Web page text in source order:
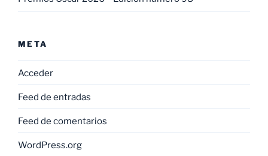
META
Acceder
Feed de entradas
Feed de comentarios
WordPress.org